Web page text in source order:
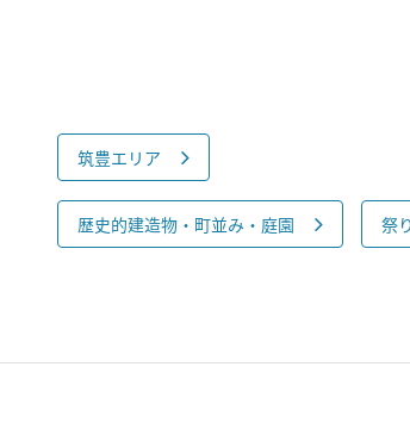
筑豊エリア
歴史的建造物・町並み・庭園 祭